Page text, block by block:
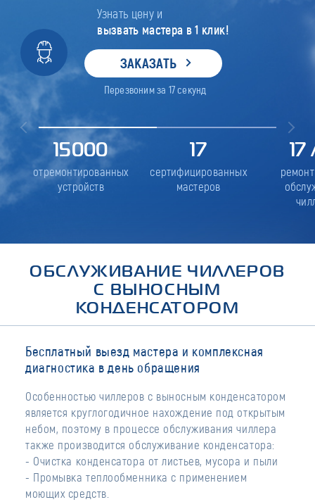
Узнать цену и
вызвать мастера в 1 клик!
ЗАКАЗАТЬ
Перезвоним за 17секунд
15000
отремонтированных
устройств
17
сертифицированных
мастеров
17
ОБСЛУЖИВАНИЕ ЧИЛЛЕРОВ
С ВЫНОСНЫМ
КОНДЕНСАТОРОМ
Бесплатный выезд мастера и комплексная
диагностика в день обращения
Особенностью чиллеров с выносным конденсатором
является круглогодичное нахождение под открытым
небом, поэтому в процессе обслуживания чиллера
также производится обслуживание конденсатора:
- Очистка конденсатора от листьев, мусора и пыли
- Промывка теплообменника с применением
моющих средств.